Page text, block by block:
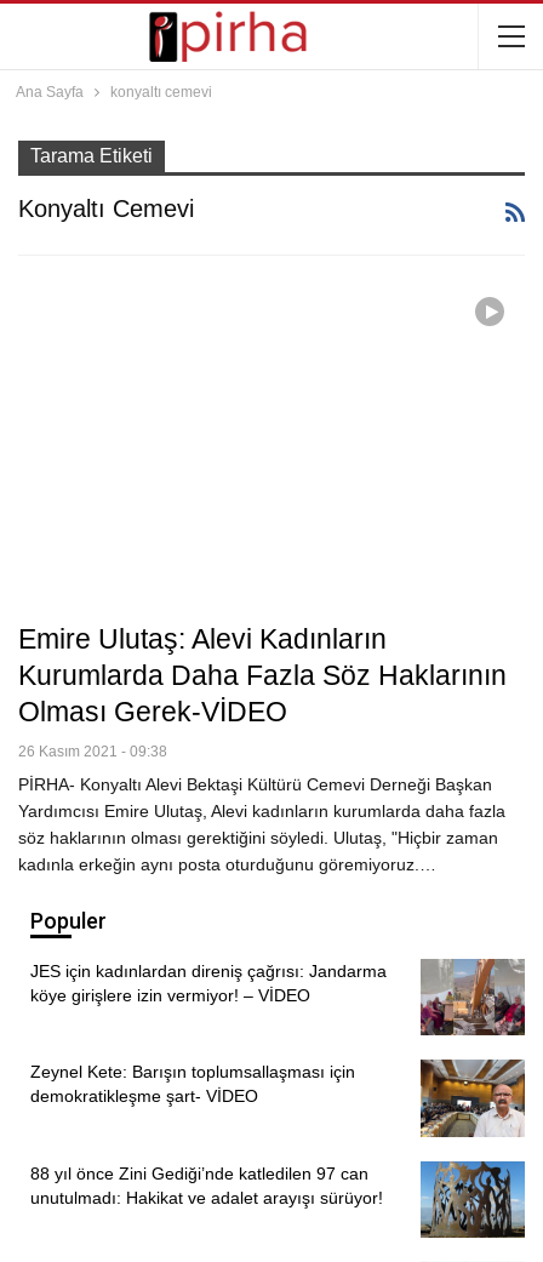
Ana Sayfa konyaltı cemevi
Tarama Etiketi
Konyaltı Cemevi
Emire Ulutaş: Alevi Kadınların
Kurumlarda Daha Fazla Söz Haklarının
Olması Gerek-VİDEO
26 Kasım 2021 - 09:38
PİRHA- Konyaltı Alevi Bektaşi Kültürü Cemevi Derneği Başkan
Yardımcısı Emire Ulutaş, Alevi kadınların kurumlarda daha fazla
söz haklarının olması gerektiğini söyledi. Ulutaş, "Hiçbir zaman
kadınla erkeğin aynı posta oturduğunu göremiyoruz.…
Populer
JES için kadınlardan direniş çağrısı: Jandarma
köye girişlere izin vermiyor! – VİDEO
Zeynel Kete: Barışın toplumsallaşması için
demokratikleşme şart- VİDEO
88 yıl önce Zini Gediği’nde katledilen 97 can
unutulmadı: Hakikat ve adalet arayışı sürüyor!